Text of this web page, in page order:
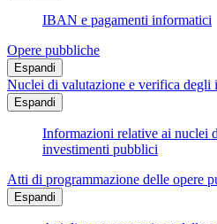
IBAN e pagamenti informatici
Opere pubbliche
Espandi
Nuclei di valutazione e verifica degli
Espandi
Informazioni relative ai nuclei
investimenti pubblici
Atti di programmazione delle opere
Espandi